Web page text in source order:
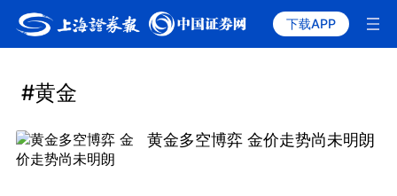
下载APP
#黄金
黄金多空博弈 金价走势尚未明朗